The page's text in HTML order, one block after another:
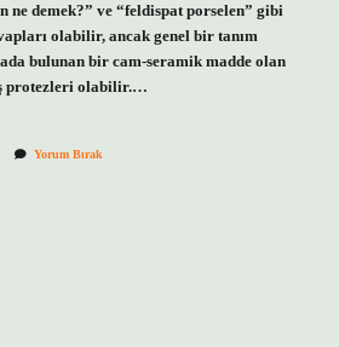
ne demek?” ve “feldispat porselen” gibi
olabilir, ancak genel bir tanım
bulunan bir cam-seramik madde olan
protezleri olabilir.…
Yorum Bırak